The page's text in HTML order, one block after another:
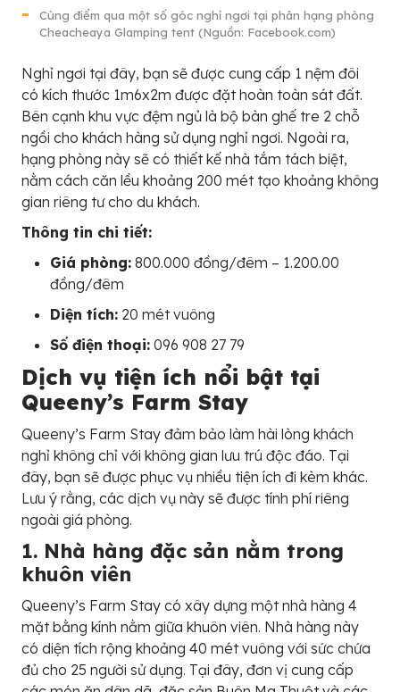
Cùng điểm qua một số góc nghỉ ngơi tại phân hạng phòng
Cheacheaya Glamping tent (Nguồn: Facebook.com)
Nghỉ ngơi tại đây, bạn sẽ được cung cấp 1 nệm đôi
có kích thước 1m6x2m được đặt hoàn toàn sát đất.
Bên cạnh khu vực đệm ngủ là bộ bàn ghế tre 2 chỗ
ngồi cho khách hàng sử dụng nghỉ ngơi. Ngoài ra,
hạng phòng này sẽ có thiết kế nhà tắm tách biệt,
nằm cách căn lều khoảng 200 mét tạo khoảng không
gian riêng tư cho du khách.
Thông tin chi tiết:
Giá phòng: 800.000 đồng/đêm – 1.200.00
đồng/đêm
Diện tích: 20 mét vuông
Số điện thoại: 096 908 27 79
Dịch vụ tiện ích nổi bật tại
Queeny’s Farm Stay
Queeny’s Farm Stay đảm bảo làm hài lòng khách
nghỉ không chỉ với không gian lưu trú độc đáo. Tại
đây, bạn sẽ được phục vụ nhiều tiện ích đi kèm khác.
Lưu ý rằng, các dịch vụ này sẽ được tính phí riêng
ngoài giá phòng.
1. Nhà hàng đặc sản nằm trong
khuôn viên
Queeny’s Farm Stay có xây dựng một nhà hàng 4
mặt bằng kính nằm giữa khuôn viên. Nhà hàng này
có diện tích rộng khoảng 40 mét vuông với sức chứa
đủ cho 25 người sử dụng. Tại đây, đơn vị cung cấp